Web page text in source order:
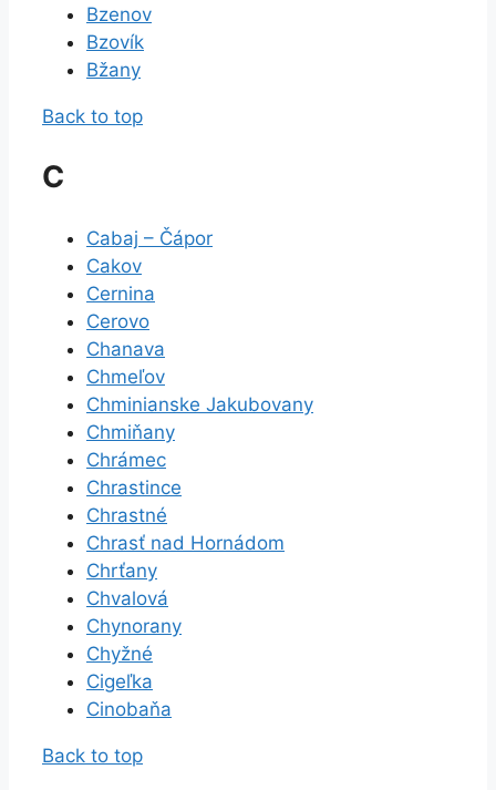
Bzenov
Bzovík
Bžany
Back to top
C
Cabaj – Čápor
Cakov
Cernina
Cerovo
Chanava
Chmeľov
Chminianske Jakubovany
Chmiňany
Chrámec
Chrastince
Chrastné
Chrasť nad Hornádom
Chrťany
Chvalová
Chynorany
Chyžné
Cigeľka
Cinobaňa
Back to top